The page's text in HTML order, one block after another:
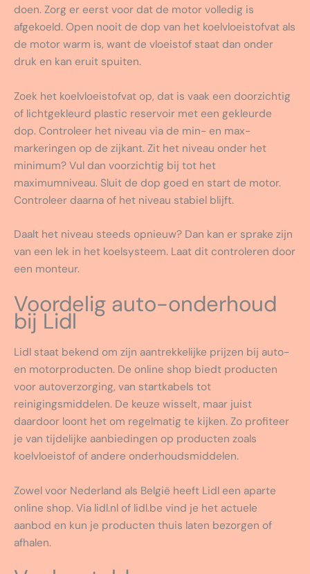
doen. Zorg er eerst voor dat de motor volledig is
afgekoeld. Open nooit de dop van het koelvloeistofvat als
de motor warm is, want de vloeistof staat dan onder
druk en kan eruit spuiten.
Zoek het koelvloeistofvat op, dat is vaak een doorzichtig
of lichtgekleurd plastic reservoir met een gekleurde
dop. Controleer het niveau via de min- en max-
markeringen op de zijkant. Zit het niveau onder het
minimum? Vul dan voorzichtig bij tot het
maximumniveau. Sluit de dop goed en start de motor.
Controleer daarna of het niveau stabiel blijft.
Daalt het niveau steeds opnieuw? Dan kan er sprake zijn
van een lek in het koelsysteem. Laat dit controleren door
een monteur.
Voordelig auto-onderhoud
bij Lidl
Lidl staat bekend om zijn aantrekkelijke prijzen bij auto-
en motorproducten. De online shop biedt producten
voor autoverzorging, van startkabels tot
reinigingsmiddelen. De keuze wisselt, maar juist
daardoor loont het om regelmatig te kijken. Zo profiteer
je van tijdelijke aanbiedingen op producten zoals
koelvloeistof of andere onderhoudsmiddelen.
Zowel voor Nederland als België heeft Lidl een aparte
online shop. Via lidl.nl of lidl.be vind je het actuele
aanbod en kun je producten thuis laten bezorgen of
afhalen.